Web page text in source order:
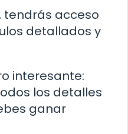
tendrás acceso
detallados y
interesante:
los detalles
ganar